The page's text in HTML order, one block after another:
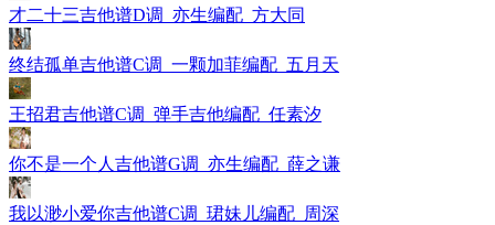
才二十三吉他谱D调_亦生编配_方大同
终结孤单吉他谱C调_一颗加菲编配_五月天
王招君吉他谱C调_弹手吉他编配_任素汐
你不是一个人吉他谱G调_亦生编配_薛之谦
我以渺小爱你吉他谱C调_珺妹儿编配_周深